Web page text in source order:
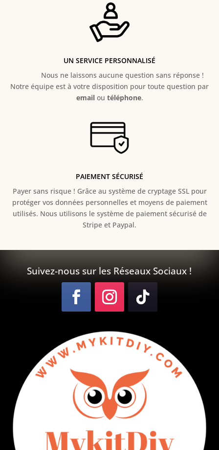
UN SERVICE PERSONNALISÉ
Nous ne laissons aucune question sans réponse !
Notre équipe est à votre disposition pour toute question par
emailou téléphone.
PAIEMENT SÉCURISÉ
Payer sans risque ! Grâce au système de cryptage SSL pour
protéger vos données personnelles et moyens de paiement
utilisés. Nous utilisons le système de paiement sécurisé de
Stripe et Paypal.
Suivez-nous sur les Réseaux Sociaux !